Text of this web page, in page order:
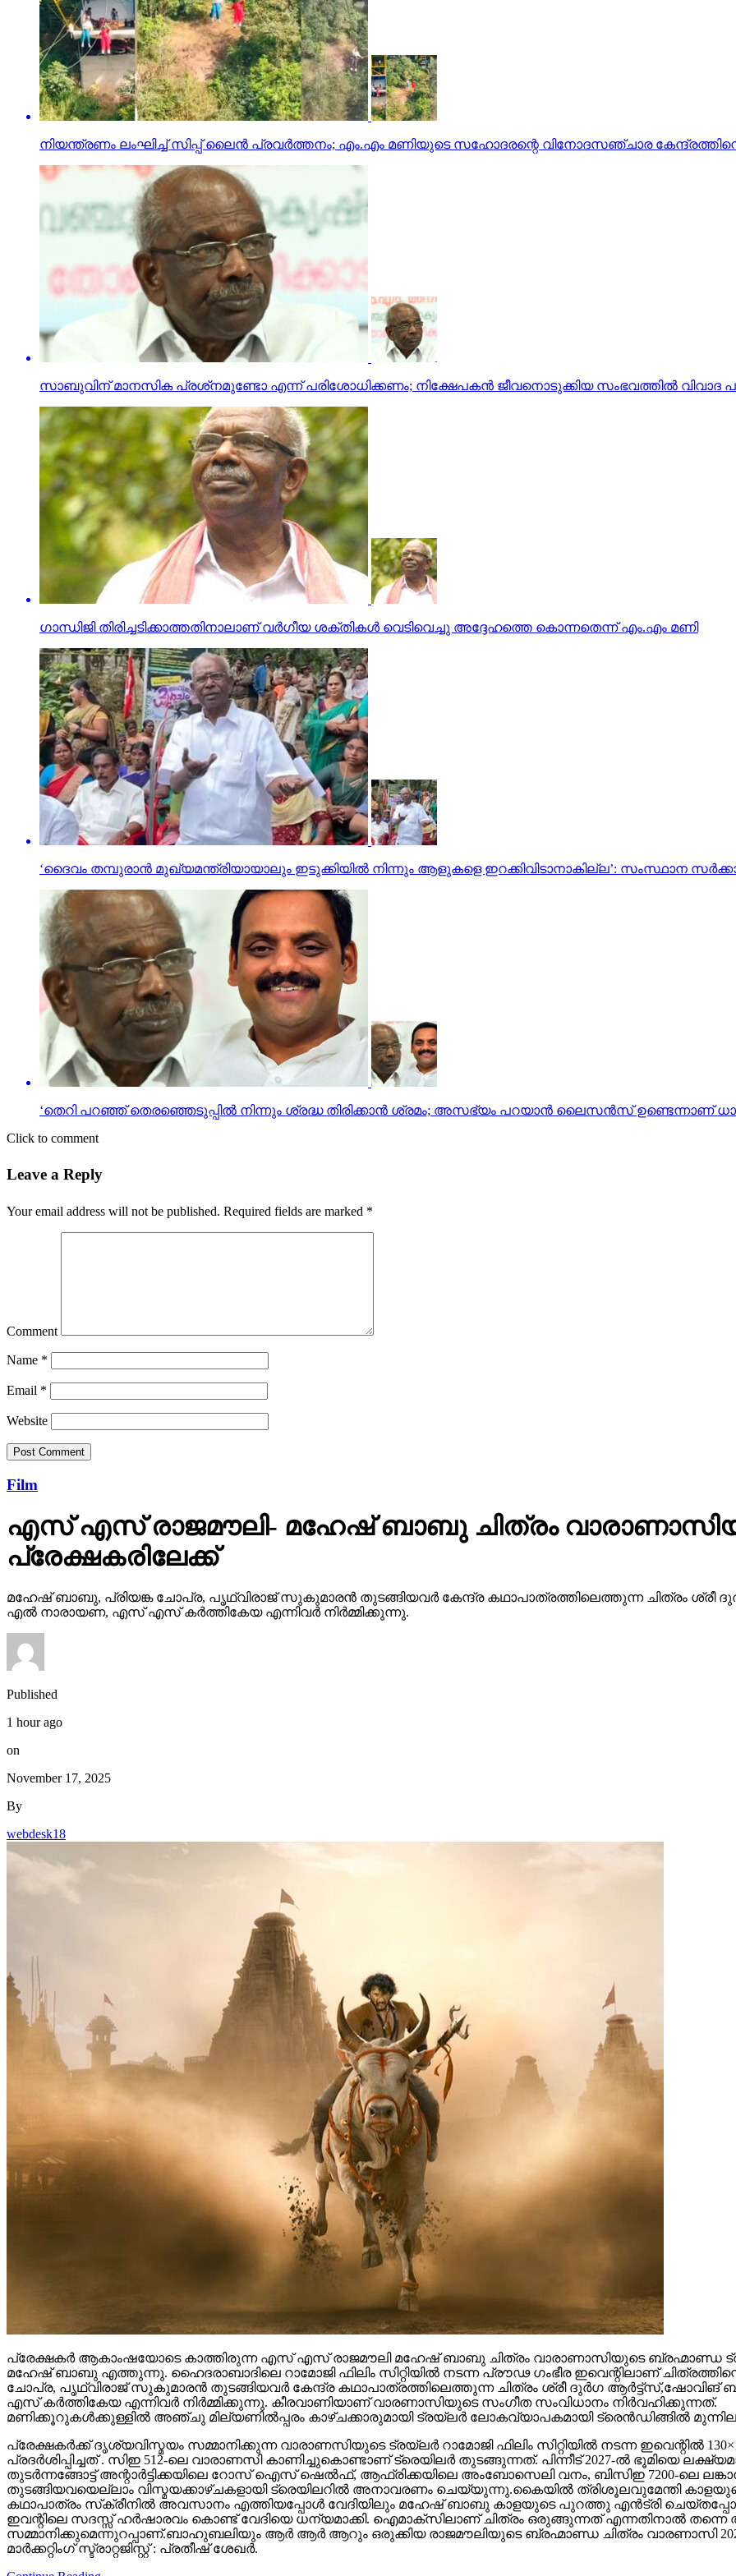
നിയന്ത്രണം ലംഘിച്ച് സിപ്പ് ലൈന്‍ പ്രവര്‍ത്തനം; എം.എം മണിയുടെ സഹോദരന്റെ വിനോദസഞ്ചാര
സാബുവിന് മാനസിക പ്രശ്‌നമുണ്ടോ എന്ന് പരിശോധിക്കണം; നിക്ഷേപകന്‍ ജീവനൊടുക്കിയ സംഭവത്തില്‍ വിവാദ
ഗാന്ധിജി തിരിച്ചടിക്കാത്തതിനാലാണ് വര്‍ഗീയ ശക്തികള്‍ വെടിവെച്ചു അദ്ദേഹത്തെ കൊന്നതെന്ന് എം.എം മണി
‘ദൈവം തമ്പുരാൻ മുഖ്യമന്ത്രിയായാലും ഇടുക്കിയിൽ നിന്നും ആളുകളെ ഇറക്കിവിടാനാകില്ല’: സംസ്ഥാന
‘തെറി പറഞ്ഞ് തെരഞ്ഞെടുപ്പില്‍ നിന്നും ശ്രദ്ധ തിരിക്കാന്‍ ശ്രമം; അസഭ്യം പറയാന്‍ ലൈസന്‍സ് ഉണ്ടെന്നാണ്
Click to comment
Leave a Reply
Your email address will not be published. Required fields are marked *
Comment
Name *
Email *
Website
Film
എസ് എസ് രാജമൗലി- മഹേഷ് ബാബു ചിത്രം
പ്രേക്ഷകരിലേക്ക്
മഹേഷ് ബാബു, പ്രിയങ്ക ചോപ്ര, പൃഥ്വിരാജ് സുകുമാരൻ തുടങ്ങിയവർ കേന്ദ്ര കഥാപാത്രത്തിലെത്തുന്ന ചിത്രം
എൽ നാരായണ, എസ് എസ് കർത്തികേയ എന്നിവർ നിർമ്മിക്കുന്നു.
Published
1 hour ago
on
November 17, 2025
By
webdesk18
പ്രേക്ഷകർ ആകാംഷയോടെ കാത്തിരുന്ന എസ് എസ് രാജമൗലി മഹേഷ് ബാബു ചിത്രം വാരാണാസിയുടെ ബ്രഹ്മാണ്ഡ
മഹേഷ് ബാബു എത്തുന്നു. ഹൈദരാബാദിലെ റാമോജി ഫിലിം സിറ്റിയിൽ നടന്ന പ്രൗഢ ഗംഭീര ഇവെന്റിലാണ്
ചോപ്ര, പൃഥ്വിരാജ് സുകുമാരൻ തുടങ്ങിയവർ കേന്ദ്ര കഥാപാത്രത്തിലെത്തുന്ന ചിത്രം ശ്രീ ദുർഗ
എസ് കർത്തികേയ എന്നിവർ നിർമ്മിക്കുന്നു. കീരവാണിയാണ് വാരണാസിയുടെ സംഗീത സംവിധാനം നിർവഹിക്കുന്നത്.
മണിക്കൂറുകൾക്കുള്ളിൽ അഞ്ചു മില്യണിൽപ്പരം കാഴ്ചക്കാരുമായി ട്രയ്ലർ ലോകവ്യാപകമായി ട്രെൻഡിങ്ങിൽ
പ്രേക്ഷകർക്ക് ദൃശ്യവിസ്മയം സമ്മാനിക്കുന്ന വാരാണസിയുടെ ട്രയ്ലർ റാമോജി ഫിലിം സിറ്റിയിൽ നടന്ന ഇവെന്റിൽ
പ്രദർശിപ്പിച്ചത് . സിഇ 512-ലെ വാരാണസി കാണിച്ചുകൊണ്ടാണ് ട്രെയിലര്‍ തുടങ്ങുന്നത്. പിന്നീട് 2027-ല്‍ ഭൂമിയെ
തുടര്‍ന്നങ്ങോട്ട് അന്റാര്‍ട്ടിക്കയിലെ റോസ് ഐസ് ഷെല്‍ഫ്, ആഫ്രിക്കയിലെ അംബോസെലി വനം, ബിസിഇ 7200-ലെ
തുടങ്ങിയവയെല്ലാം വിസ്മയക്കാഴ്ചകളായി ട്രെയിലറില്‍ അനാവരണം ചെയ്യുന്നു.കൈയില്‍ ത്രിശൂലവുമേന്തി
കഥാപാത്രം സ്‌ക്രീനിൽ അവസാനം എത്തിയപ്പോൾ വേദിയിലും മഹേഷ് ബാബു കാളയുടെ പുറത്തു എൻട്രി ചെയ്തപ്പോൾ
ഇവന്റിലെ സദസ്സ് ഹർഷാരവം കൊണ്ട് വേദിയെ ധന്യമാക്കി. ഐമാക്‌സിലാണ് ചിത്രം ഒരുങ്ങുന്നത് എന്നതിനാല്‍ തന്നെ
സമ്മാനിക്കുമെന്നുറപ്പാണ്.ബാഹുബലിയും ആർ ആർ ആറും ഒരുക്കിയ രാജമൗലിയുടെ ബ്രഹ്മാണ്ഡ ചിത്രം വാരണാസി
മാർക്കറ്റിംഗ് സ്ട്രാറ്റജിസ്റ്റ് : പ്രതീഷ് ശേഖർ.